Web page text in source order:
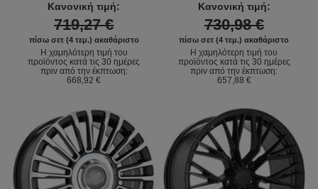
Κανονική τιμή:
719,27 €
πίσω σετ (4 τεμ.) ακαθάριστο
Η χαμηλότερη τιμή του
προϊόντος κατά τις 30 ημέρες
πριν από την έκπτωση:
668,92 €
Κανονική τιμή:
730,98 €
πίσω σετ (4 τεμ.) ακαθάριστο
Η χαμηλότερη τιμή του
προϊόντος κατά τις 30 ημέρες
πριν από την έκπτωση:
657,88 €